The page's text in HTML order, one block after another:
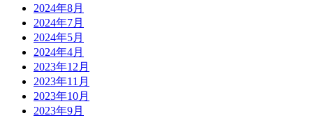
2024年8月
2024年7月
2024年5月
2024年4月
2023年12月
2023年11月
2023年10月
2023年9月